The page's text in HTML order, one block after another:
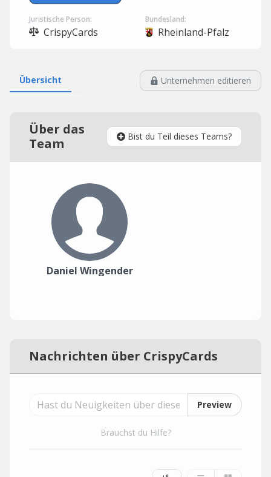
Juristische Person:
CrispyCards
Bundesland:
Rheinland-Pfalz
Übersicht Unternehmen editieren
Über das
Team
Bist du Teil dieses Teams?
Daniel Wingender
Nachrichten über CrispyCards
Preview
Brauchst du Hilfe?